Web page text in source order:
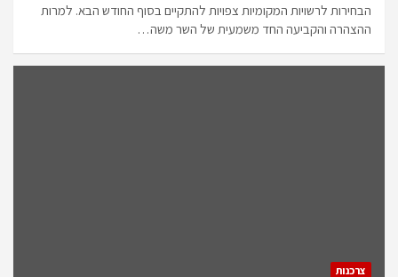
הבחירות לרשויות המקומיות צפויות להתקיים בסוף החודש הבא. למרות
ההצהרה והקביעה החד משמעית של השר משה…
צרכנות